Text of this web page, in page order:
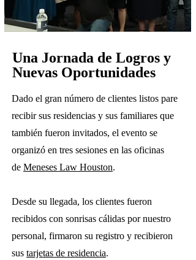
Una Jornada de Logros y
Nuevas Oportunidades
Dado el gran número de clientes listos pare
recibir sus residencias y sus familiares que
también fueron invitados, el evento se
organizó en tres sesiones en las oficinas
de Meneses Law Houston.
Desde su llegada, los clientes fueron
recibidos con sonrisas cálidas por nuestro
personal, firmaron su registro y recibieron
sus tarjetas de residencia.